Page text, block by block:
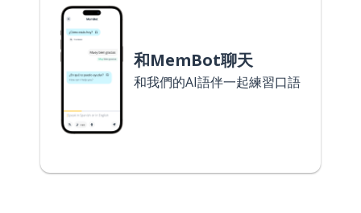
和MemBot聊天
和我們的AI語伴一起練習口語